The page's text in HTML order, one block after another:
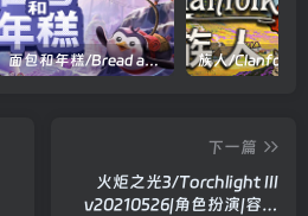
面包和年糕/Bread and Fred Build.21411256|动作冒险|容量1.1GB|官方中文版
下一篇
火炬之光3/Torchlight III
v20210526|角色扮演|容量